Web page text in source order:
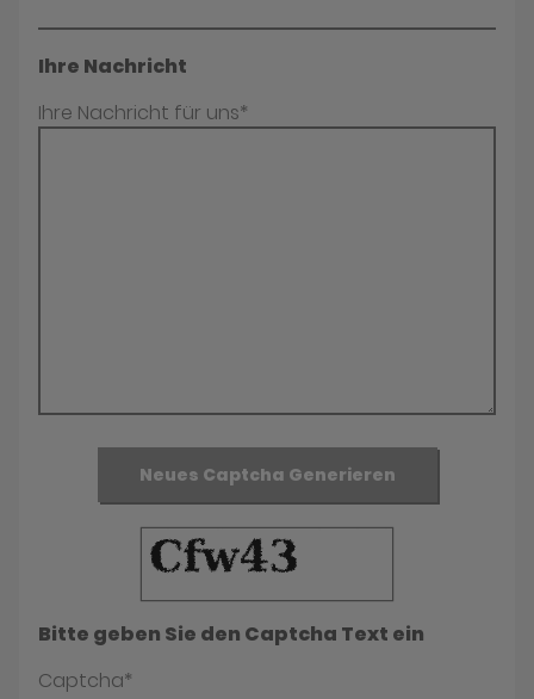
Ihre Nachricht
Ihre Nachricht für uns*
Neues Captcha Generieren
Bitte geben Sie den Captcha Text ein
Captcha*